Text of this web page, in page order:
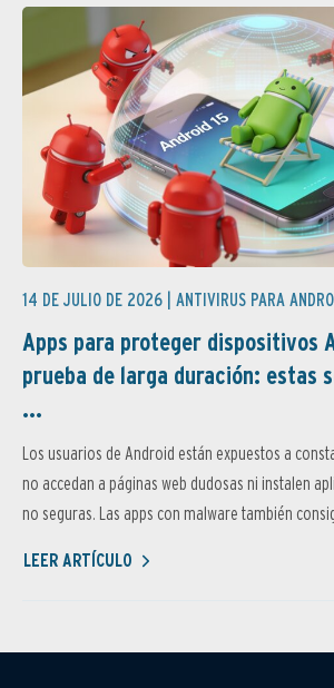
14 DE JULIO DE 2026 | ANTIVIRUS PARA
Apps para proteger dispositivos
prueba de larga duración: estas
...
Los usuarios de Android están expuestos a
no accedan a páginas web dudosas ni instalen
no seguras. Las apps con malware también
LEER ARTÍCULO